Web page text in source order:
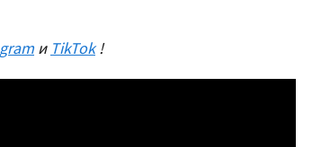
и TikTok !